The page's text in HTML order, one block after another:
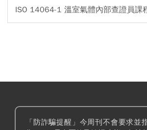
ISO 14064-1 溫室氣體內部查證員課
「防詐騙提醒」今周刊不會要求並